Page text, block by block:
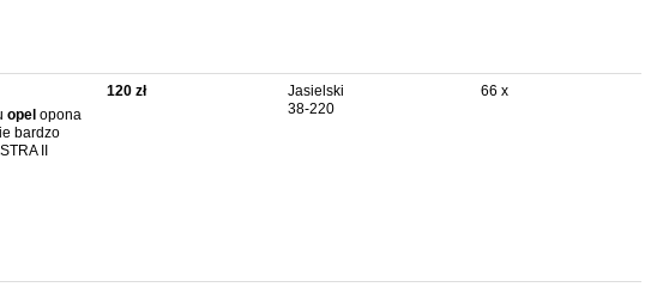
opel opona
bardzo
II
120 zł
Jasielski
38-220
66 x